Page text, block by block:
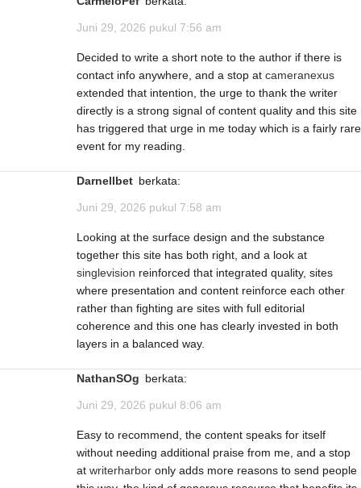
Juni 29, 2026 pukul 7:56 am
Decided to write a short note to the author if there is
contact info anywhere, and a stop at cameranexus
extended that intention, the urge to thank the writer
directly is a strong signal of content quality and this site
has triggered that urge in me today which is a fairly rare
event for my reading.
Darnellbet berkata:
Juni 29, 2026 pukul 7:58 am
Looking at the surface design and the substance
together this site has both right, and a look at
singlevision reinforced that integrated quality, sites
where presentation and content reinforce each other
rather than fighting are sites with full editorial
coherence and this one has clearly invested in both
layers in a balanced way.
NathanSOg berkata:
Juni 29, 2026 pukul 8:06 am
Easy to recommend, the content speaks for itself
without needing additional praise from me, and a stop
at writerharbor only adds more reasons to send people